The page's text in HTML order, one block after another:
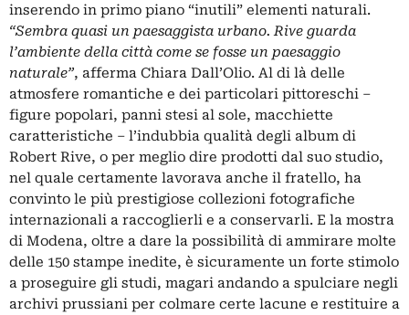
inserendo in primo piano “inutili” elementi naturali.
“Sembra quasi un paesaggista urbano. Rive guarda
l’ambiente della città come se fosse un paesaggio
naturale”, afferma Chiara Dall’Olio. Al di là delle
atmosfere romantiche e dei particolari pittoreschi –
figure popolari, panni stesi al sole, macchiette
caratteristiche – l’indubbia qualità degli album di
Robert Rive, o per meglio dire prodotti dal suo studio,
nel quale certamente lavorava anche il fratello, ha
convinto le più prestigiose collezioni fotografiche
internazionali a raccoglierli e a conservarli. E la mostra
di Modena, oltre a dare la possibilità di ammirare molte
delle 150 stampe inedite, è sicuramente un forte stimolo
a proseguire gli studi, magari andando a spulciare negli
archivi prussiani per colmare certe lacune e restituire a